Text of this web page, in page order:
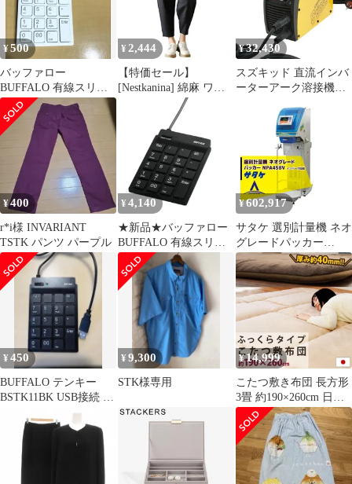
・STKN00024S-
3962401(レディース)
¥500
バッファロー
BUFFALO 有線スリム
テンキーボード ハブ付
BSTKH08BK
¥ 2,444
【特価セール】
[Nestkanina] 綿麻 ワイ
ドパンツ カジュアル ゆ
ったり 体型カバー 無地
サルエルパンツ 7分丈
コットンリネン ガウチ
ョパンツ レディース リ
ラックス ワイドパンツ
涼しい ウエストゴム 春
秋 冬 夏 PNT013
¥32,430
スズキッド 直流インバ
ーターアーク溶接機
デル (単相100V/200V兼
用) [STK-140 スター電
器 スティッキー
SUZUKID PSE EMI 取
得]
¥400
r*i様 INVARIANT
TSTK パンツ パープル
¥ 4,140
★新品★バッファロー
BUFFALO 有線スリム
テンキーボード ハブ付
き ブラック
BSTKH08BK 30b5573f
¥602,917
サタケ 選別計量機 ネオ
グレードパッカー
NPA45BV インバータ搭
載
¥450
BUFFALO テンキー
BSTK11BK USB接続 薄
型 19mmキーピッチ
¥9,300
STK様専用
¥14,999
こたつ敷き布団 長方形
3畳 約190×260cm 日本
製 厚み約40mm 極厚 厚
手ラグマット 新品【K-
5KFR401-260STK】